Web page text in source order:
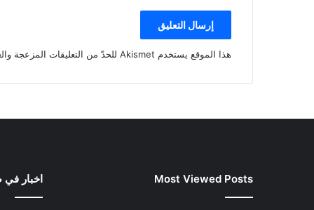
هذا الموقع يستخدم Akismet للحدّ من التعليقات المزعجة والغير مرغوبة.
Most Viewed Posts اخبار في